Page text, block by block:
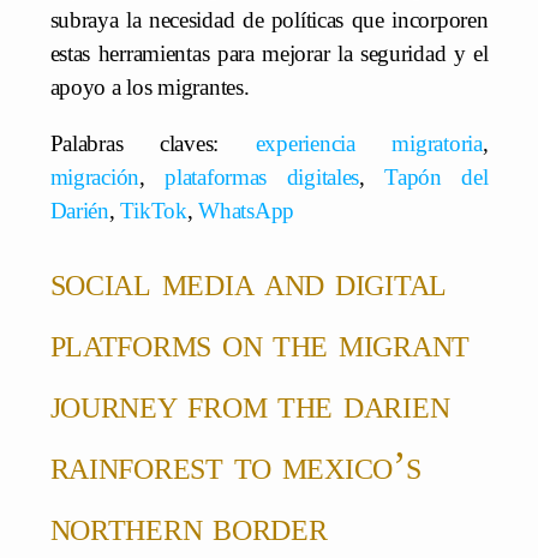
subraya la necesidad de políticas que incorporen
estas herramientas para mejorar la seguridad y el
apoyo a los migrantes.
Palabras claves: experiencia migratoria,
migración,plataformas digitales,Tapón del
Darién,TikTok,WhatsApp
social media and digital
platforms on the migrant
journey from the darien
rainforest to mexico’s
northern border